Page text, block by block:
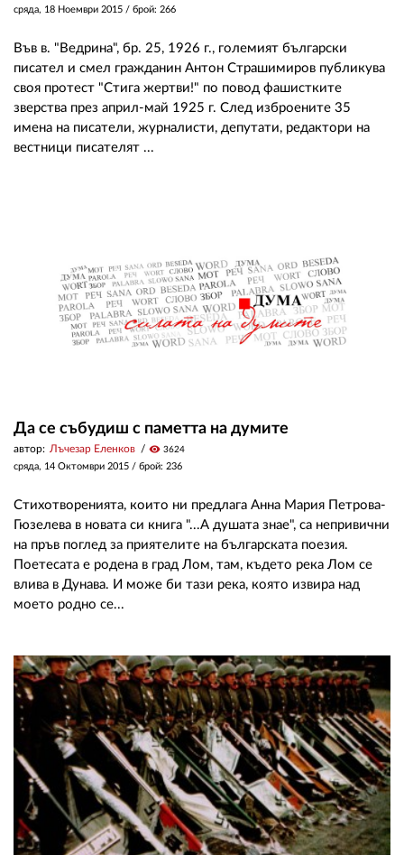
сряда, 18 Ноември 2015 / брой: 266
Във в. "Ведрина", бр. 25, 1926 г., големият български
писател и смел гражданин Антон Страшимиров публикува
своя протест "Стига жертви!" по повод фашистките
зверства през април-май 1925 г. След изброените 35
имена на писатели, журналисти, депутати, редактори на
вестници писателят ...
Да се събудиш с паметта на думите
автор: Лъчезар Еленков visibility 3624
сряда, 14 Октомври 2015 / брой: 236
Стихотворенията, които ни предлага Анна Мария Петрова-
Гюзелева в новата си книга "...А душата знае", са непривични
на пръв поглед за приятелите на българската поезия.
Поетесата е родена в град Лом, там, където река Лом се
влива в Дунава. И може би тази река, която извира над
моето родно се...